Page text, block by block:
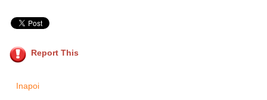
Report This
Inapoi